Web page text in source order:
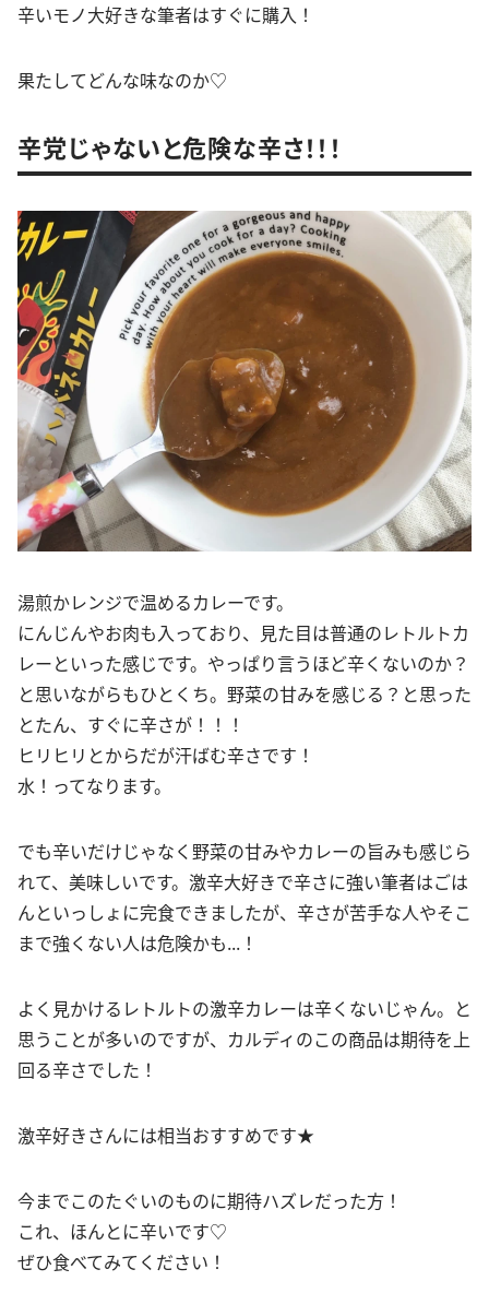
辛いモノ大好きな筆者はすぐに購入！
果たしてどんな味なのか♡
辛党じゃないと危険な辛さ！！！
湯煎かレンジで温めるカレーです。
にんじんやお肉も入っており、見た目は普通のレトルトカ
レーといった感じです。やっぱり言うほど辛くないのか？
と思いながらもひとくち。野菜の甘みを感じる？と思った
とたん、すぐに辛さが！！！
ヒリヒリとからだが汗ばむ辛さです！
水！ってなります。
でも辛いだけじゃなく野菜の甘みやカレーの旨みも感じら
れて、美味しいです。激辛大好きで辛さに強い筆者はごは
んといっしょに完食できましたが、辛さが苦手な人やそこ
まで強くない人は危険かも...！
よく見かけるレトルトの激辛カレーは辛くないじゃん。と
思うことが多いのですが、カルディのこの商品は期待を上
回る辛さでした！
激辛好きさんには相当おすすめです★
今までこのたぐいのものに期待ハズレだった方！
これ、ほんとに辛いです♡
ぜひ食べてみてください！